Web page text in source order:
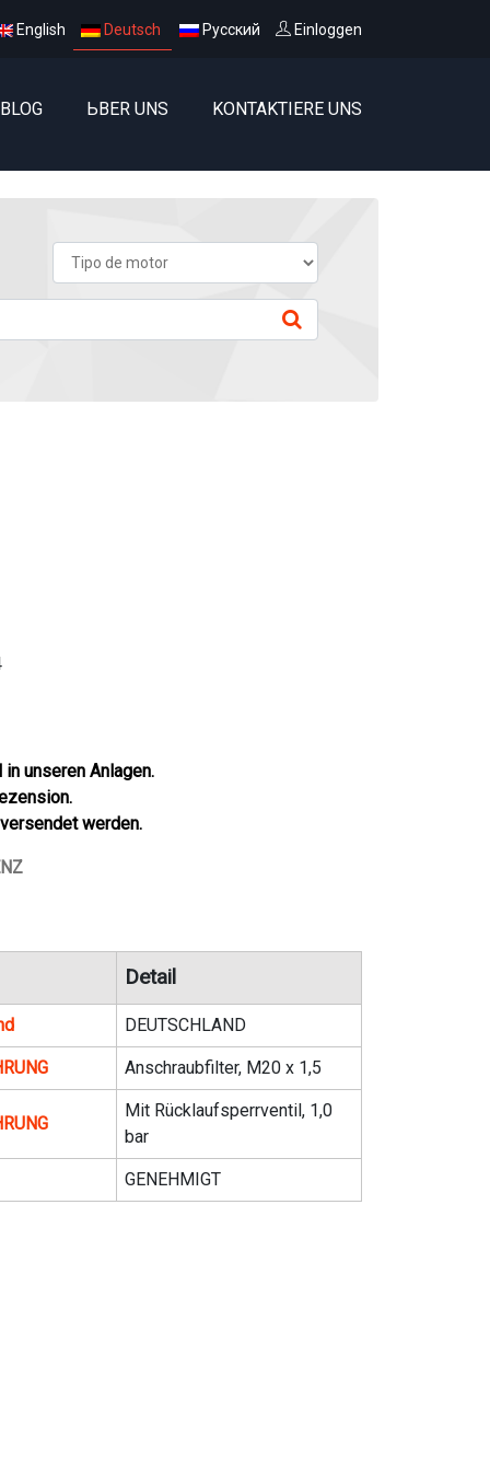
English Deutsch Русский Einloggen
BLOG ЬBER UNS KONTAKTIERE UNS
unseren Anlagen.
werden.
Detail
DEUTSCHLAND
Anschraubfilter, M20 x 1,5
Mit Rücklaufsperrventil, 1,0
bar
GENEHMIGT